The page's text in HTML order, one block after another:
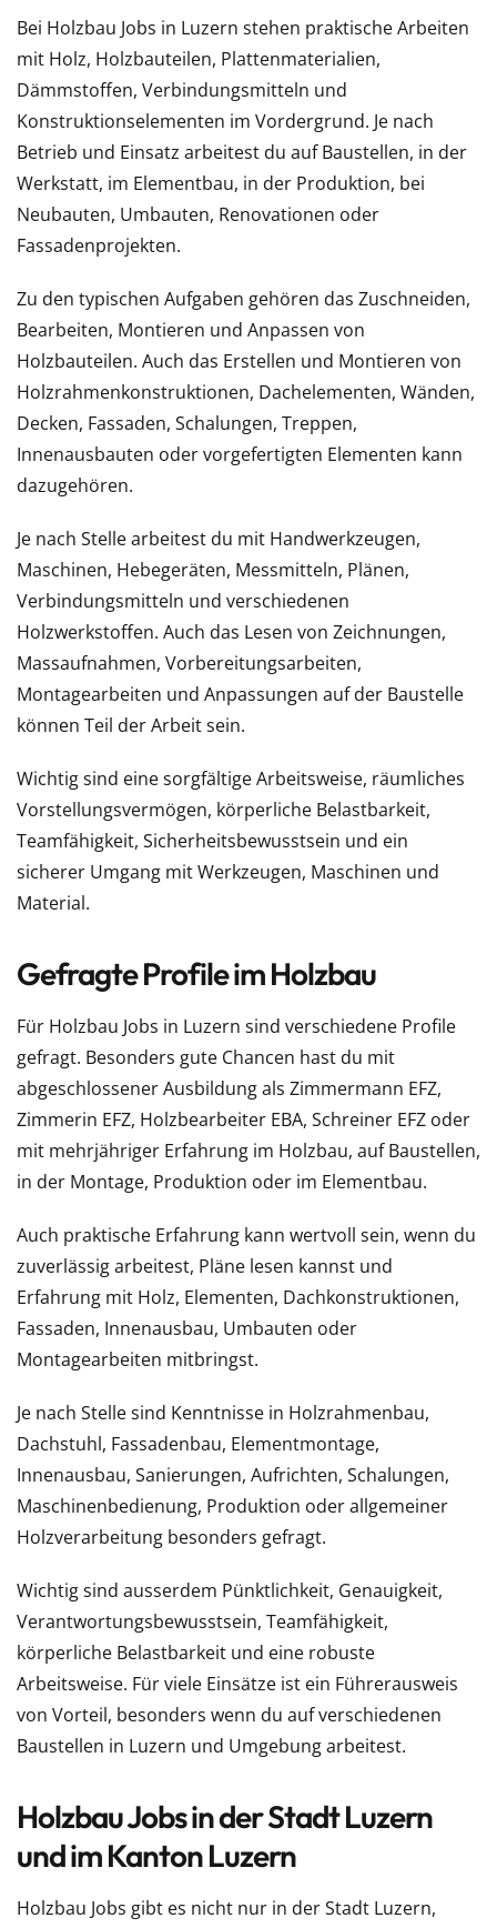
Bei Holzbau Jobs in Luzern stehen praktische Arbeiten
mit Holz, Holzbauteilen, Plattenmaterialien,
Dämmstoffen, Verbindungsmitteln und
Konstruktionselementen im Vordergrund. Je nach
Betrieb und Einsatz arbeitest du auf Baustellen, in der
Werkstatt, im Elementbau, in der Produktion, bei
Neubauten, Umbauten, Renovationen oder
Fassadenprojekten.
Zu den typischen Aufgaben gehören das Zuschneiden,
Bearbeiten, Montieren und Anpassen von
Holzbauteilen. Auch das Erstellen und Montieren von
Holzrahmenkonstruktionen, Dachelementen, Wänden,
Decken, Fassaden, Schalungen, Treppen,
Innenausbauten oder vorgefertigten Elementen kann
dazugehören.
Je nach Stelle arbeitest du mit Handwerkzeugen,
Maschinen, Hebegeräten, Messmitteln, Plänen,
Verbindungsmitteln und verschiedenen
Holzwerkstoffen. Auch das Lesen von Zeichnungen,
Massaufnahmen, Vorbereitungsarbeiten,
Montagearbeiten und Anpassungen auf der Baustelle
können Teil der Arbeit sein.
Wichtig sind eine sorgfältige Arbeitsweise, räumliches
Vorstellungsvermögen, körperliche Belastbarkeit,
Teamfähigkeit, Sicherheitsbewusstsein und ein
sicherer Umgang mit Werkzeugen, Maschinen und
Material.
Gefragte Profile im Holzbau
Für Holzbau Jobs in Luzern sind verschiedene Profile
gefragt. Besonders gute Chancen hast du mit
abgeschlossener Ausbildung als Zimmermann EFZ,
Zimmerin EFZ, Holzbearbeiter EBA, Schreiner EFZ oder
mit mehrjähriger Erfahrung im Holzbau, auf Baustellen,
in der Montage, Produktion oder im Elementbau.
Auch praktische Erfahrung kann wertvoll sein, wenn du
zuverlässig arbeitest, Pläne lesen kannst und
Erfahrung mit Holz, Elementen, Dachkonstruktionen,
Fassaden, Innenausbau, Umbauten oder
Montagearbeiten mitbringst.
Je nach Stelle sind Kenntnisse in Holzrahmenbau,
Dachstuhl, Fassadenbau, Elementmontage,
Innenausbau, Sanierungen, Aufrichten, Schalungen,
Maschinenbedienung, Produktion oder allgemeiner
Holzverarbeitung besonders gefragt.
Wichtig sind ausserdem Pünktlichkeit, Genauigkeit,
Verantwortungsbewusstsein, Teamfähigkeit,
körperliche Belastbarkeit und eine robuste
Arbeitsweise. Für viele Einsätze ist ein Führerausweis
von Vorteil, besonders wenn du auf verschiedenen
Baustellen in Luzern und Umgebung arbeitest.
Holzbau Jobs in der Stadt Luzern
und im Kanton Luzern
Holzbau Jobs gibt es nicht nur in der Stadt Luzern,